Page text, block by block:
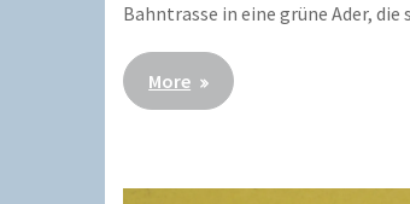
Bahntrasse in eine grüne Ader, die
More